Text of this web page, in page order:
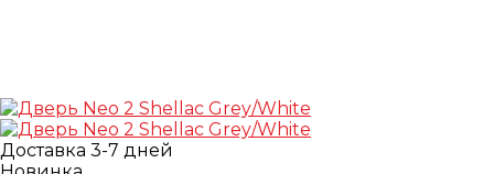
Доставка 3-7 дней